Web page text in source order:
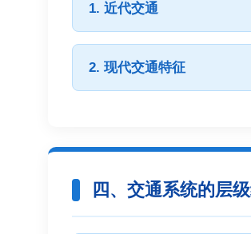
1. 近代交通
2. 现代交通特征
四、交通系统的层